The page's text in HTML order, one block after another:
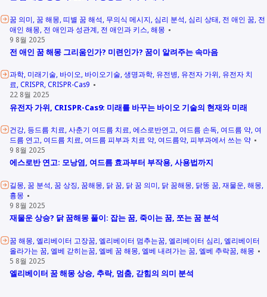
꿈 의미 꿈 해몽 띠별 꿈 해석 무의식 메시지 심리 분석 심리 상태 전 애인 꿈 전
애인 해몽 전 애인과 성관계 전 애인과 키스 해몽
9 8월 2025
전 애인 꿈 해몽 그리움인가? 미련인가? 꿈이 알려주는 속마음
과학 미래기술 바이오 바이오기술 생명과학 유전병 유전자 가위 유전자 치
료 CRISPR CRISPR-Cas9
22 8월 2025
유전자 가위, CRISPR-Cas9: 미래를 바꾸는 바이오 기술의 현재와 미래
건강 등드름 치료 사춘기 여드름 치료 에스로반연고 여드름 손독 여드름 약 여
드름 연고 여드름 치료 여드름 피부과 치료 약 여드름약 피부과에서 쓰는 약
9 8월 2025
에스로반 연고: 모낭염, 여드름 효과부터 부작용, 사용법까지
길몽 꿈 분석 꿈 상징 꿈해몽 닭 꿈 닭 꿈 의미 닭 꿈해몽 닭똥 꿈 재물운 해몽
흉몽
9 8월 2025
재물운 상승? 닭 꿈해몽 풀이: 잡는 꿈, 죽이는 꿈, 쪼는 꿈 분석
꿈 해몽 엘리베이터 고장꿈 엘리베이터 멈추는꿈 엘리베이터 심리 엘리베이터
올라가는 꿈 엘베 갇히는꿈 엘베 꿈 해몽 엘베 내려가는 꿈 엘베 추락꿈 해몽
5 8월 2025
엘리베이터 꿈 해몽 상승, 추락, 멈춤, 갇힘의 의미 분석